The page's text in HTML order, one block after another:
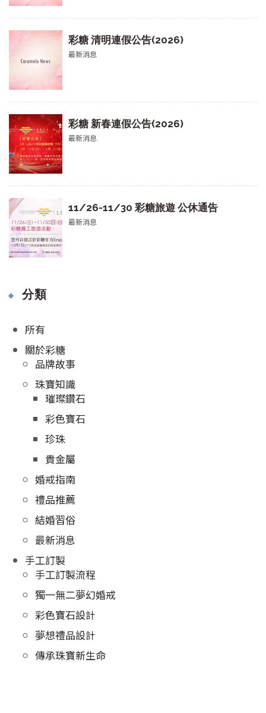
彩糖 清明連假公告(2026)
最新消息
彩糖 新春連假公告(2026)
最新消息
11/26-11/30 彩糖旅遊 公休通告
最新消息
分類
所有
關於彩糖
品牌故事
珠寶知識
璀璨鑽石
彩色寶石
珍珠
貴金屬
婚戒指南
禮品推薦
結婚習俗
最新消息
手工訂製
手工訂製流程
獨一無二夢幻婚戒
彩色寶石設計
夢想禮品設計
傳承珠寶新生命